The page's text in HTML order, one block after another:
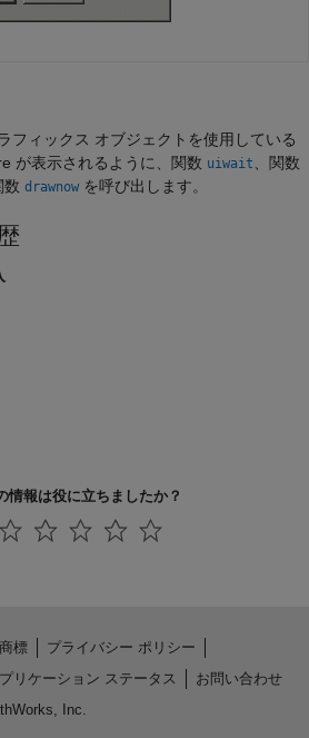
フィックス オブジェクトを使用している
が表示されるように、関数 uiwait 、関数
数 drawnow を呼び出します。
情報は役に立ちましたか？
商標
プライバシー ポリシー
リケーション ステータス
お問い合わせ
Inc.